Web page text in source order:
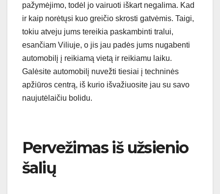
pažymėjimo, todėl jo vairuoti iškart negalima. Kad
ir kaip norėtųsi kuo greičio skrosti gatvėmis. Taigi,
tokiu atveju jums tereikia paskambinti tralui,
esančiam Viliuje, o jis jau padės jums nugabenti
automobilį į reikiamą vietą ir reikiamu laiku.
Galėsite automobilį nuvežti tiesiai į techninės
apžiūros centrą, iš kurio išvažiuosite jau su savo
naujutėlaičiu bolidu.
Pervežimas iš užsienio
šalių